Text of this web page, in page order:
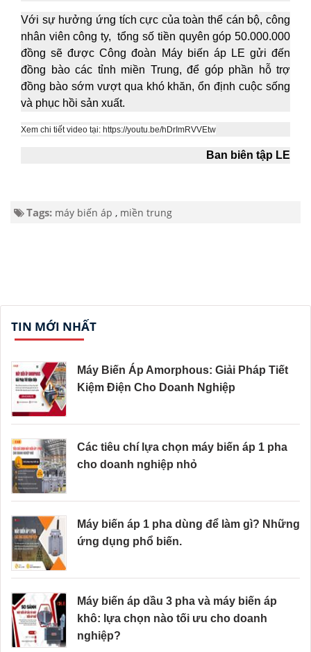
Với sự hưởng ứng tích cực của toàn thể cán bộ, công
nhân viên công ty, tổng số tiền quyên góp 50.000.000
đồng sẽ được Công đoàn Máy biến áp LE gửi đến
đồng bào các tỉnh miền Trung, để góp phần hỗ trợ
đồng bào sớm vượt qua khó khăn, ổn định cuộc sống
và phục hồi sản xuất.
Xem chi tiết video tại: https://youtu.be/hDrImRVVEtw
Ban biên tập LE
Tags: máy biến áp , miền trung
TIN MỚI NHẤT
Máy Biến Áp Amorphous: Giải Pháp Tiết
Kiệm Điện Cho Doanh Nghiệp
Các tiêu chí lựa chọn máy biến áp 1 pha
cho doanh nghiệp nhỏ
Máy biến áp 1 pha dùng để làm gì? Những
ứng dụng phổ biến.
Máy biến áp dầu 3 pha và máy biến áp
khô: lựa chọn nào tối ưu cho doanh
nghiệp?